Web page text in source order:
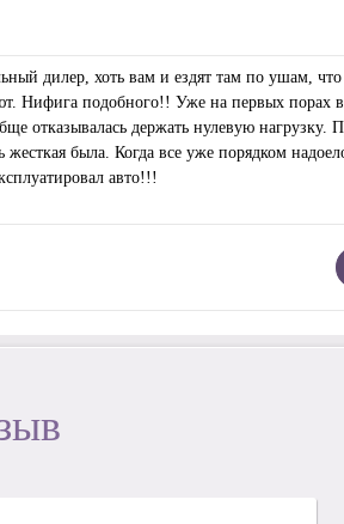
дилер, хоть вам и ездят там по ушам, что
Нифига подобного!! Уже на первых порах
отказывалась держать нулевую нагрузку.
жесткая была. Когда все уже порядком
авто!!!